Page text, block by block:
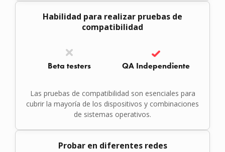
Habilidad para realizar pruebas de
compatibilidad
Las pruebas de compatibilidad son esenciales para
cubrir la mayoría de los dispositivos y combinaciones
de sistemas operativos.
Beta testers QA Independiente
Probar en diferentes redes